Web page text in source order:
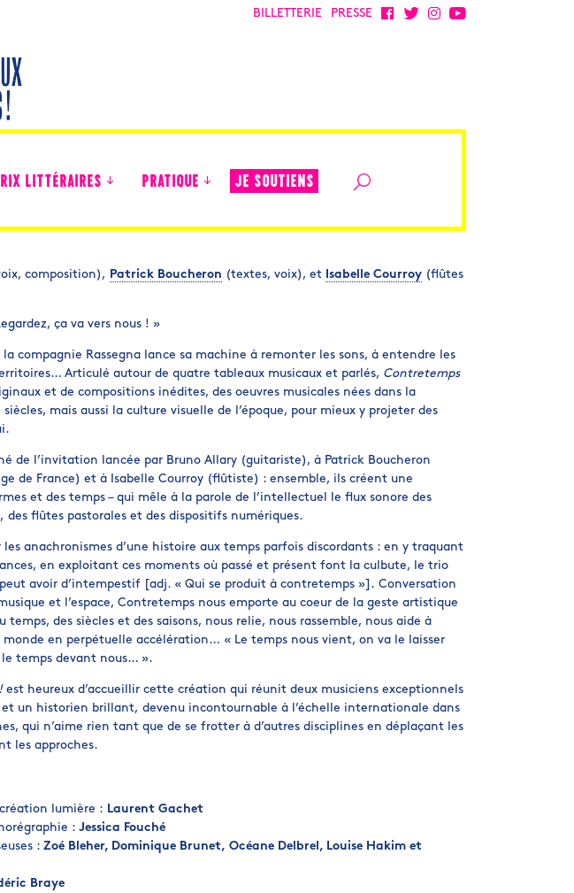
BILLETTERIE PRESSE
LITTÉRAIRES PRATIQUE JE SOUTIENS
composition), Patrick Boucheron (textes, voix), et Isabelle Courroy(flûtes
ça va vers nous ! »
la compagnie Rassegna lance sa machine à remonter les sons, à entendre les
Articulé autour de quatre tableaux musicaux et parlés, Contretemps
et de compositions inédites, des oeuvres musicales nées dans la
mais aussi la culture visuelle de l’époque, pour mieux y projeter des
de l’invitation lancée par Bruno Allary (guitariste), à Patrick Boucheron
de France) et à Isabelle Courroy (flûtiste) : ensemble, ils créent une
et des temps – qui mêle à la parole de l’intellectuel le flux sonore des
flûtes pastorales et des dispositifs numériques.
anachronismes d’une histoire aux temps parfois discordants : en y traquant
en exploitant ces moments où passé et présent font la culbute, le trio
avoir d’intempestif [adj. « Qui se produit à contretemps »]. Conversation
et l’espace, Contretemps nous emporte au coeur de la geste artistique
des siècles et des saisons, nous relie, nous rassemble, nous aide à
monde en perpétuelle accélération… « Le temps nous vient, on va le laisser
le temps devant nous… ».
est heureux d’accueillir cette création qui réunit deux musiciens exceptionnels
et un historien brillant, devenu incontournable à l’échelle internationale dans
qui n’aime rien tant que de se frotter à d’autres disciplines en déplaçant les
les approches.
lumière : Laurent Gachet
: Jessica Fouché
: Zoé Bleher, Dominique Brunet, Océane Delbrel, Louise Hakim et
Braye